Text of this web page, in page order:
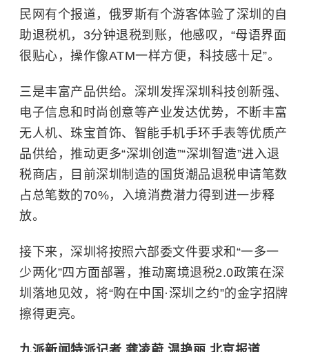
民网有个报道，俄罗斯有个游客体验了深圳的自
助退税机，3分钟退税到账，他感叹，“母语界面
很贴心，操作像ATM一样方便，科技感十足”。
三是丰富产品供给。深圳发挥深圳科技创新强、
电子信息和时尚创意等产业发达优势，不断丰富
无人机、珠宝首饰、智能手机手环手表等优质产
品供给，推动更多“深圳创造”“深圳智造”进入退
税商店，目前深圳制造的国货潮品退税申请笔数
占总笔数的70%，入境消费潜力得到进一步释
放。
接下来，深圳将按照六部委文件要求和“一多一
少两化”四方面部署，推动离境退税2.0政策在深
圳落地见效，将“购在中国·深圳之约”的金字招牌
擦得更亮。